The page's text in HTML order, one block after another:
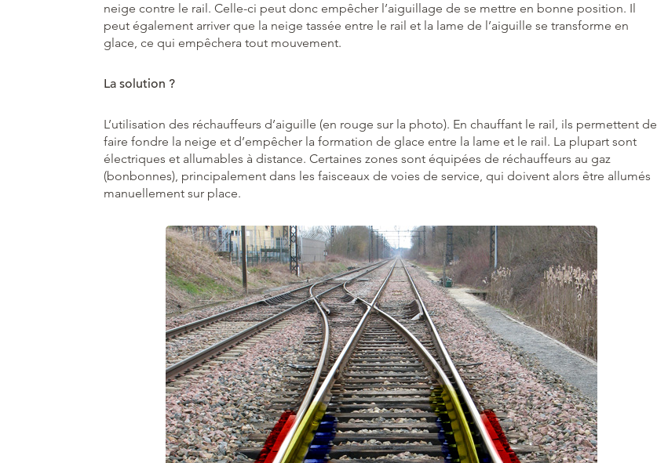
neige contre le rail. Celle-ci peut donc empêcher l’aiguillage de se mettre en bonne position. Il
peut également arriver que la neige tassée entre le rail et la lame de l’aiguille se transforme en
glace, ce qui empêchera tout mouvement.
La solution ?
L’utilisation des réchauffeurs d’aiguille (en rouge sur la photo). En chauffant le rail, ils permettent de
faire fondre la neige et d’empêcher la formation de glace entre la lame et le rail. La plupart sont
électriques et allumables à distance. Certaines zones sont équipées de réchauffeurs au gaz
(bonbonnes), principalement dans les faisceaux de voies de service, qui doivent alors être allumés
manuellement sur place.